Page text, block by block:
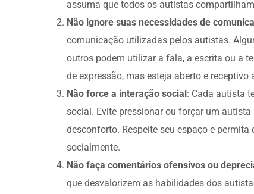
assuma que todos os autistas
Não ignore suas necessidades de
comunicação utilizadas pelos autistas.
outros podem utilizar a fala, a escrita ou a
de expressão, mas esteja aberto e receptivo
Não force a interação social: Cada autista
social. Evite pressionar ou forçar um
desconforto. Respeite seu espaço e
socialmente.
Não faça comentários ofensivos ou
que desvalorizem as habilidades dos